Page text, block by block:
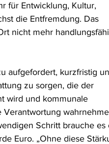
für Entwicklung, Kultur,
die Entfremdung. Das
nicht mehr
aufgefordert, kurzfristig
zu sorgen, die der
wird und kommunale
Verantwortung
Schritt brauche es
Euro. „Ohne diese